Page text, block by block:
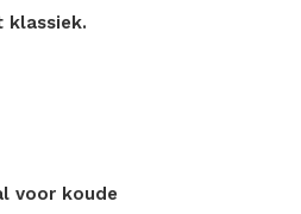
klassiek.
voor koude